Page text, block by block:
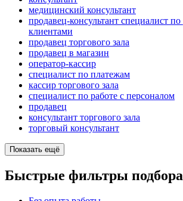
медицинский консультант
продавец-консультант специалист по
клиентами
продавец торгового зала
продавец в магазин
оператор-кассир
специалист по платежам
кассир торгового зала
специалист по работе с персоналом
продавец
консультант торгового зала
торговый консультант
Показать ещё
Быстрые фильтры